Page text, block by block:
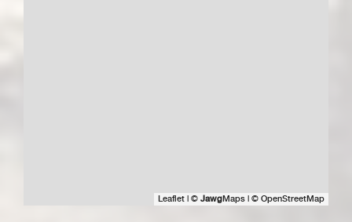
Leaflet © JawgMaps © OpenStreetMap